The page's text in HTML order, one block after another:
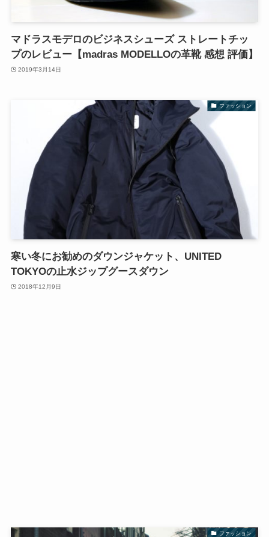
マドラスモデロのビジネスシューズ ストレートチッ
プのレビュー【madras MODELLOの革靴 感想 評価】
2019年3月14日
ファッション
寒い冬にお勧めのダウンジャケット、UNITED
TOKYOの止水ジップグースダウン
2018年12月9日
ファッション